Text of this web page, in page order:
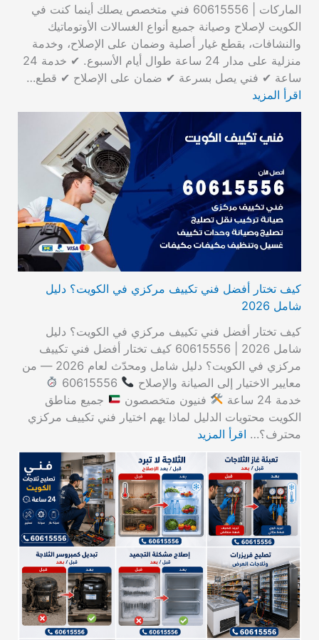
الماركات | 60615556 فني متخصص يصلك أينما كنت في
الكويت لإصلاح وصيانة جميع أنواع الغسالات الأوتوماتيك
والنشافات، بقطع غيار أصلية وضمان على الإصلاح، وخدمة
منزلية على مدار 24 ساعة طوال أيام الأسبوع. ✔ خدمة 24
ساعة ✔ فني يصل بسرعة ✔ ضمان على الإصلاح ✔ قطع…
اقرأ المزيد
كيف تختار أفضل فني تكييف مركزي في الكويت؟ دليل
شامل 2026
كيف تختار أفضل فني تكييف مركزي في الكويت؟ دليل
شامل 2026 | 60615556 كيف تختار أفضل فني تكييف
مركزي في الكويت؟ دليل شامل ومحدّث لعام 2026 — من
معايير الاختيار إلى الصيانة والإصلاح
خدمة 24 ساعة
فنيون متخصصون
جميع مناطق
الكويت محتويات الدليل لماذا يهم اختيار فني تكييف مركزي
محترف؟… اقرأ المزيد